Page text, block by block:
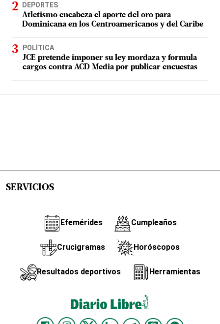
DEPORTES
Atletismo encabeza el aporte del oro para
Dominicana en los Centroamericanos y del Caribe
POLÍTICA
JCE pretende imponer su ley mordaza y formula
cargos contra ACD Media por publicar encuestas
SERVICIOS
Efemérides Cumpleaños
Crucigramas Horóscopos
Resultados deportivos Herramientas